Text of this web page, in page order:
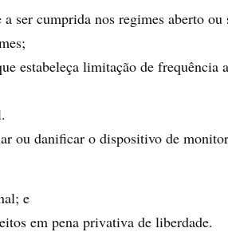
ser cumprida nos regimes aberto ou
estabeleça limitação de frequência
ou danificar o dispositivo de
e
em pena privativa de liberdade.